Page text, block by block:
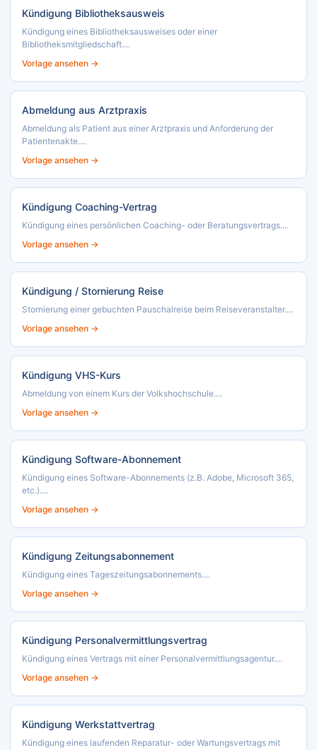
Kündigung Bibliotheksausweis
Kündigung eines Bibliotheksausweises oder einer
Bibliotheksmitgliedschaft....
Vorlage ansehen →
Abmeldung aus Arztpraxis
Abmeldung als Patient aus einer Arztpraxis und Anforderung der
Patientenakte....
Vorlage ansehen →
Kündigung Coaching-Vertrag
Kündigung eines persönlichen Coaching- oder Beratungsvertrags....
Vorlage ansehen →
Kündigung / Stornierung Reise
Stornierung einer gebuchten Pauschalreise beim Reiseveranstalter....
Vorlage ansehen →
Kündigung VHS-Kurs
Abmeldung von einem Kurs der Volkshochschule....
Vorlage ansehen →
Kündigung Software-Abonnement
Kündigung eines Software-Abonnements (z.B. Adobe, Microsoft 365,
etc.)....
Vorlage ansehen →
Kündigung Zeitungsabonnement
Kündigung eines Tageszeitungsabonnements....
Vorlage ansehen →
Kündigung Personalvermittlungsvertrag
Kündigung eines Vertrags mit einer Personalvermittlungsagentur....
Vorlage ansehen →
Kündigung Werkstattvertrag
Kündigung eines laufenden Reparatur- oder Wartungsvertrags mit